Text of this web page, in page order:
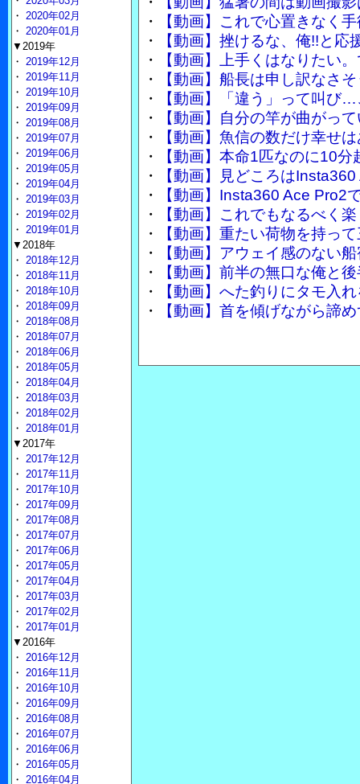
・
【動画】これで心置きなく
・
【動画】挫けるな、俺!!と
・
【動画】上手くはなりたい
・
【動画】船長は申し訳なさ
・
【動画】「違う」って叫び
・
【動画】自分の竿が曲がっ
・
【動画】魚信の数だけ幸せ
・
【動画】本命1匹なのに10
・
【動画】見どころは
・
【動画】Insta360 Ace
・
【動画】これでもなるべく
・
【動画】重たい荷物を持っ
・
【動画】アウェイ感のない
・
【動画】前半の無口な俺と
・
【動画】へた釣りにタモ入
・
【動画】首を傾げながら諦
・ 2020年02月
・ 2020年01月
▼2019年
・ 2019年12月
・ 2019年11月
・ 2019年10月
・ 2019年09月
・ 2019年08月
・ 2019年07月
・ 2019年06月
・ 2019年05月
・ 2019年04月
・ 2019年03月
・ 2019年02月
・ 2019年01月
▼2018年
・ 2018年12月
・ 2018年11月
・ 2018年10月
・ 2018年09月
・ 2018年08月
・ 2018年07月
・ 2018年06月
・ 2018年05月
・ 2018年04月
・ 2018年03月
・ 2018年02月
・ 2018年01月
▼2017年
・ 2017年12月
・ 2017年11月
・ 2017年10月
・ 2017年09月
・ 2017年08月
・ 2017年07月
・ 2017年06月
・ 2017年05月
・ 2017年04月
・ 2017年03月
・ 2017年02月
・ 2017年01月
▼2016年
・ 2016年12月
・ 2016年11月
・ 2016年10月
・ 2016年09月
・ 2016年08月
・ 2016年07月
・ 2016年06月
・ 2016年05月
・ 2016年04月